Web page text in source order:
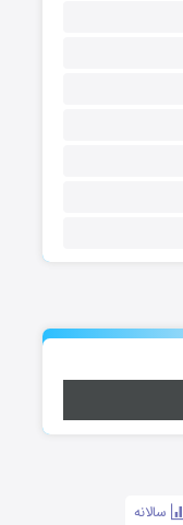
سالانه